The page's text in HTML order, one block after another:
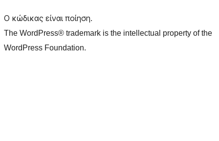
Ο κώδικας είναι ποίηση.
The WordPress® trademark is the intellectual property of the
WordPress Foundation.